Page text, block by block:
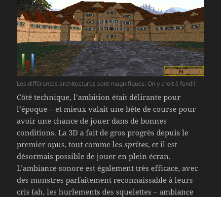
Les différentes architectures sont magnifiques. On y croit à fond !
Côté technique, l’ambition était délirante pour
l’époque – et mieux valait une bête de course pour
avoir une chance de jouer dans de bonnes
conditions. La 3D a fait de gros progrès depuis le
premier opus, tout comme lessprites, et il est
désormais possible de jouer en plein écran.
L’ambiance sonore est également très efficace, avec
des monstres parfaitement reconnaissable à leurs
cris (ah, les hurlements des squelettes – ambiance